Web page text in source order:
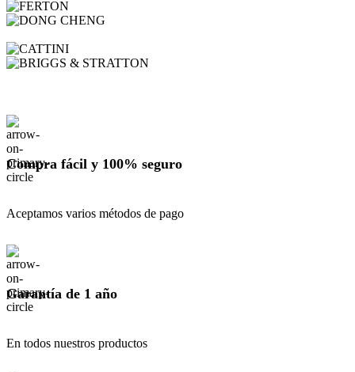
Compra fácil y 100% seguro
Aceptamos varios métodos de pago
Garantía de 1 año
En todos nuestros productos